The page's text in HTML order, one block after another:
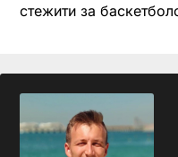
стежити за